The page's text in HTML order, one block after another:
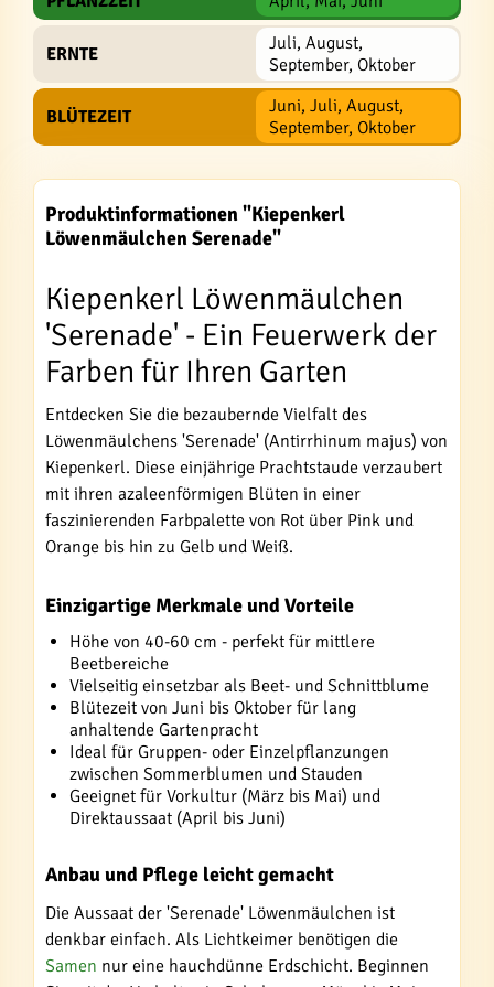
ERNTE
Juli, August,
September, Oktober
BLÜTEZEIT
Juni, Juli, August,
September, Oktober
Produktinformationen "Kiepenkerl
Löwenmäulchen Serenade"
Kiepenkerl Löwenmäulchen
'Serenade' - Ein Feuerwerk der
Farben für Ihren Garten
Entdecken Sie die bezaubernde Vielfalt des
Löwenmäulchens 'Serenade' (Antirrhinum majus) von
Kiepenkerl. Diese einjährige Prachtstaude verzaubert
mit ihren azaleenförmigen Blüten in einer
faszinierenden Farbpalette von Rot über Pink und
Orange bis hin zu Gelb und Weiß.
Einzigartige Merkmale und Vorteile
Höhe von 40-60 cm - perfekt für mittlere
Beetbereiche
Vielseitig einsetzbar als Beet- und Schnittblume
Blütezeit von Juni bis Oktober für lang
anhaltende Gartenpracht
Ideal für Gruppen- oder Einzelpflanzungen
zwischen Sommerblumen und Stauden
Geeignet für Vorkultur (März bis Mai) und
Direktaussaat (April bis Juni)
Anbau und Pflege leicht gemacht
Die Aussaat der 'Serenade' Löwenmäulchen ist
denkbar einfach. Als Lichtkeimer benötigen die
Samen nur eine hauchdünne Erdschicht. Beginnen